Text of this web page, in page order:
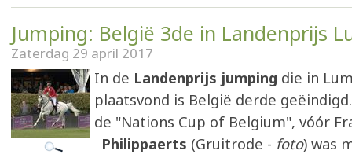
Jumping: België 3de in Landenprijs
Zaterdag 29 april 2017
In de Landenprijs jumping die in
plaatsvond is België derde
de "Nations Cup of Belgium", vóór
Philippaerts (Gruitrode - foto) was